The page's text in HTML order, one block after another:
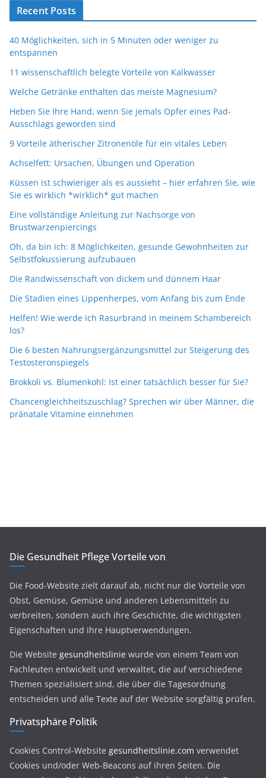
Recent Posts
40 Möglichkeiten, sich in 5 Minuten oder weniger zu
entspannen
11 wissenschaftlich belegte Vorteile von Kalkwasser
Welche Getränke enthalten das meiste Magnesium?
Heben Sie Ihre Hand, wenn Sie jemals Opfer eines Pad-
Ausschlags geworden sind
9 Vorteile ätherischer Zitronenöle für ein vitales Leben
Achselfett: Ursachen, Übungen und Operation
Küssen ist schwieriger als es aussieht – hier erfahren Sie, wie
Sie es wirklich *wirklich* gut machen
Eine vollständige Anleitung zur Nachsorge von
Brustwarzenpiercings
Oh, da bin ich: 8 Möglichkeiten, gesunde Gewohnheiten zur
Selbstfokussierung aufzubauen
Die Randwissenschaft von dickem und dünnem Haar
Die Stadien eines Lippenherpes, vom Anfang bis zum Ende
Helfen! Wie werde ich Rasurbrand in meinem Schambereich
los?
Die 6 besten Nahrungsergänzungsmittel zur Steigerung des
Testosteronspiegels
Brokkoli vs. Blumenkohl: Ist einer tatsächlich besser für Sie?
Chancengleichheitszuschlag? Sprechen wir über Männer, die
pränatale Vitamine einnehmen
Die Gesundheit Pflege Vorteile von
Die Food-Website zielt darauf ab, nicht nur die Vorteile von
Obst, Gemüse, Gemüse und anderen Lebensmitteln zu
verbreiten, sondern auch ihre Geschichte, die wichtigsten
Eigenschaften und ihre Hauptverwendungen.
Die Website gesundheitslinie wurde von einem Team von
Fachleuten entwickelt und verwaltet, die auf verschiedene
Themen spezialisiert sind, die über die Tagesordnung
entscheiden und alle Texte auf der Website sorgfältig prüfen.
Privatsphäre Politik
Cookies Control-Website gesundheitslinie.com verwendet
Cookies und/oder Web-Beacons auf ihren Seiten. Die